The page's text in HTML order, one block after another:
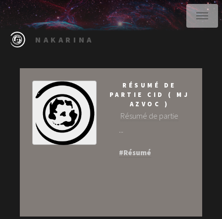
NAKARINA
RÉSUMÉ DE
PARTIE CID ( MJ
AZVOC )
Résumé de partie
#Résumé